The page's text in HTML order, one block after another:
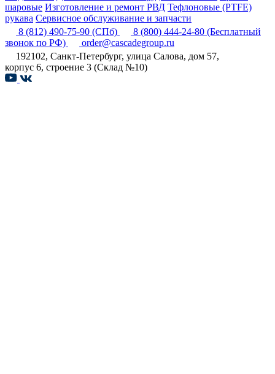
шаровые Изготовление и ремонт РВД Тефлоновые (PTFE)
рукава Сервисное обслуживание и запчасти
8 (812) 490-75-90 (СПб) 8 (800) 444-24-80 (Бесплатный
звонок по РФ)
order@cascadegroup.ru
192102, Санкт-Петербург, улица Салова, дом 57,
корпус 6, строение 3 (Склад №10)